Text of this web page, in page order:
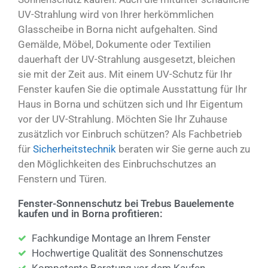
UV-Strahlung wird von Ihrer herkömmlichen
Glasscheibe in Borna nicht aufgehalten. Sind
Gemälde, Möbel, Dokumente oder Textilien
dauerhaft der UV-Strahlung ausgesetzt, bleichen
sie mit der Zeit aus. Mit einem UV-Schutz für Ihr
Fenster kaufen Sie die optimale Ausstattung für Ihr
Haus in Borna und schützen sich und Ihr Eigentum
vor der UV-Strahlung. Möchten Sie Ihr Zuhause
zusätzlich vor Einbruch schützen? Als Fachbetrieb
für Sicherheitstechnik beraten wir Sie gerne auch zu
den Möglichkeiten des Einbruchschutzes an
Fenstern und Türen.
Fenster-Sonnenschutz bei Trebus Bauelemente
kaufen und in Borna profitieren:
Fachkundige Montage an Ihrem Fenster
Hochwertige Qualität des Sonnenschutzes